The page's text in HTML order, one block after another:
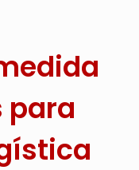
para